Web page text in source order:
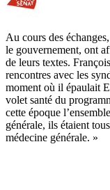
Au cours des
le gouvernement, ont
de leurs textes.
rencontres avec les
moment où il épaulait
volet santé du
cette époque
générale, ils étaient
médecine générale. »